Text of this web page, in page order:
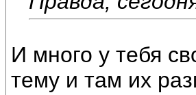
И много у тебя
тему и там их